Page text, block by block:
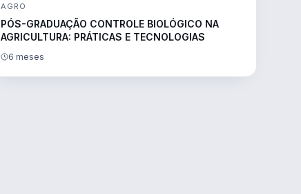
AGRO
PÓS-GRADUAÇÃO CONTROLE BIOLÓGICO NA
AGRICULTURA: PRÁTICAS E TECNOLOGIAS
6 meses